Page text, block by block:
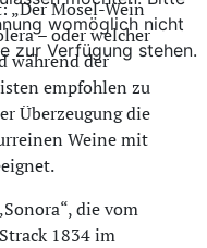
„Der Mosel-Wein
– oder welcher
während der
empfohlen zu
Überzeugung die
Weine mit
die vom
1834 im
womöglich nicht
zur Verfügung stehen.